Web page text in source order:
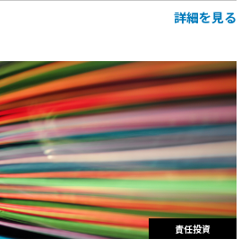
詳細を見る
責任投資